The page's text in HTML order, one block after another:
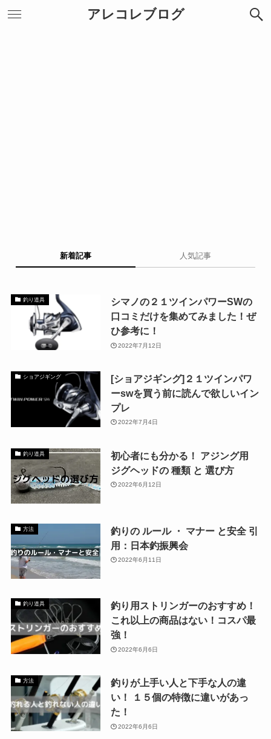
アレコレブログ
新着記事 人気記事
釣り道具
シマノの２１ツインパワーSWの
口コミだけを集めてみました！ぜ
ひ参考に！
2022年7月12日
ショアジギング
[ショアジギング]２１ツインパワ
ーswを買う前に読んで欲しいイン
プレ
2022年7月4日
釣り道具
初心者にも分かる！ アジング用
ジグヘッドの 種類 と 選び方
2022年6月12日
方法
釣りの ルール ・ マナー と安全 引
用：日本釣振興会
2022年6月11日
釣り道具
釣り用ストリンガーのおすすめ！
これ以上の商品はない！コスパ最
強！
2022年6月6日
方法
釣りが上手い人と下手な人の違
い！ １５個の特徴に違いがあっ
た！
2022年6月6日